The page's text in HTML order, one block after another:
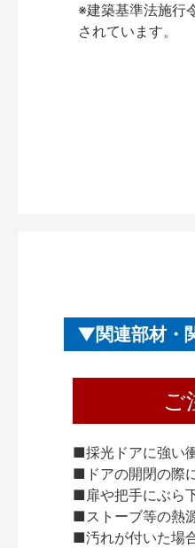
※建築基準法施行
されています。
関連部材・
ご
■採光ドアに強い
■ドアの開閉の際
■扉や把手にぶら
■ストーブ等の熱
■汚れが付いた場